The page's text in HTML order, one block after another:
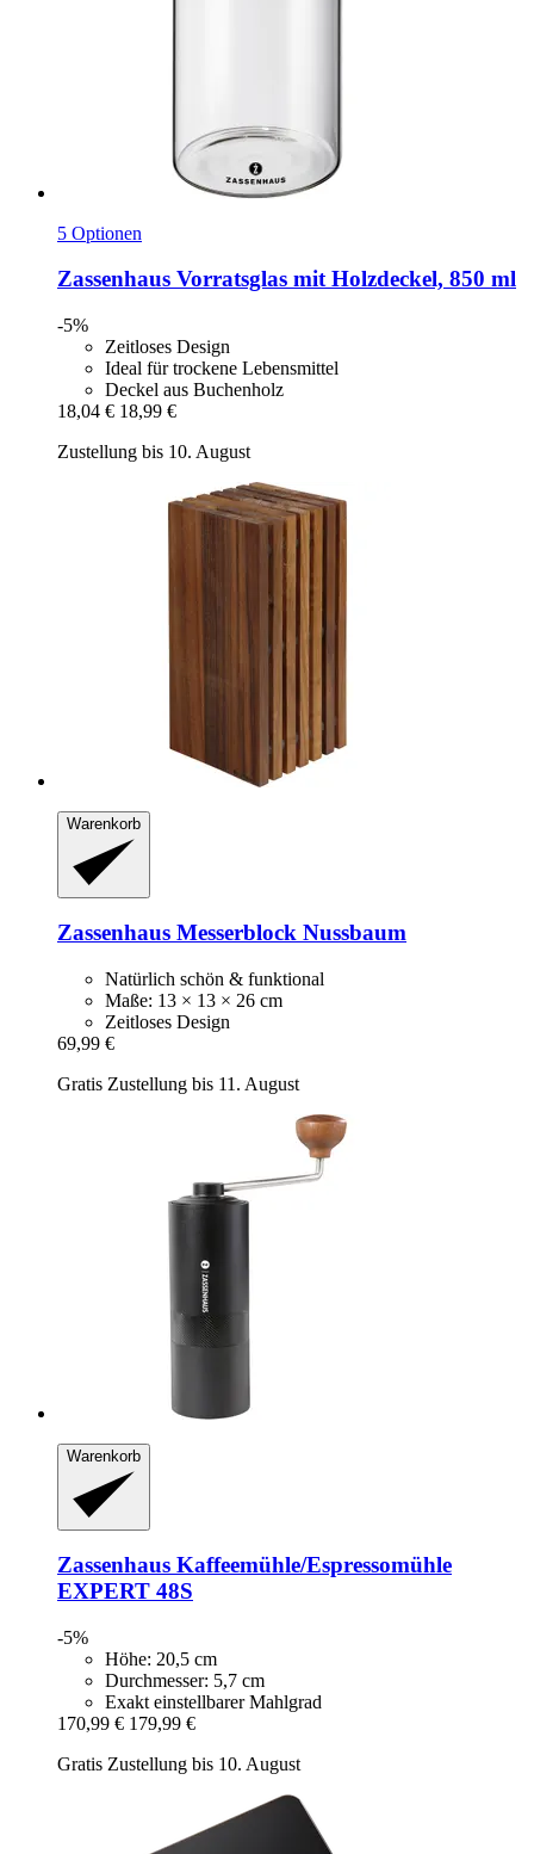
5 Optionen
Zassenhaus Vorratsglas mit Holzdeckel, 850 ml
-5%
Zeitloses Design
Ideal für trockene Lebensmittel
Deckel aus Buchenholz
18,04 € 18,99 €
Zustellung bis 10. August
Warenkorb
Zassenhaus Messerblock Nussbaum
Natürlich schön & funktional
Maße: 13 × 13 × 26 cm
Zeitloses Design
69,99 €
Gratis Zustellung bis 11. August
Warenkorb
Zassenhaus Kaffeemühle/Espressomühle
EXPERT 48S
-5%
Höhe: 20,5 cm
Durchmesser: 5,7 cm
Exakt einstellbarer Mahlgrad
170,99 € 179,99 €
Gratis Zustellung bis 10. August